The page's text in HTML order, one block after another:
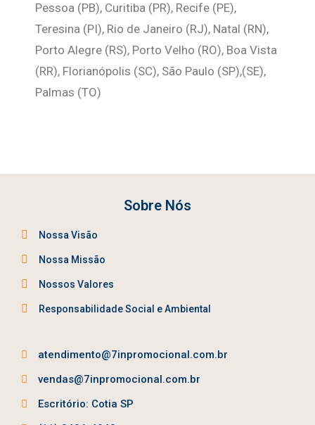
Pessoa (PB), Curitiba (PR), Recife (PE),
Teresina (PI), Rio de Janeiro (RJ), Natal (RN),
Porto Alegre (RS), Porto Velho (RO), Boa Vista
(RR), Florianópolis (SC), São Paulo (SP),(SE),
Palmas (TO)
Sobre Nós
Nossa Visão
Nossa Missão
Nossos Valores
Responsabilidade Social e Ambiental
atendimento@7inpromocional.com.br
vendas@7inpromocional.com.br
Escritório: Cotia SP